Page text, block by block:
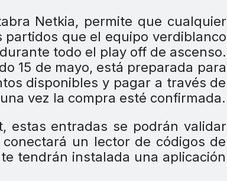
Netkia, permite que cualquier
que el equipo verdiblanco
todo el play off de ascenso.
15 de mayo, está preparada para
disponibles y pagar a través de
vez la compra esté confirmada.
estas entradas se podrán validar
un lector de códigos de
tendrán instalada una aplicación